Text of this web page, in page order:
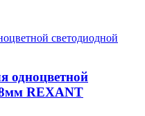
одноцветной
8мм REXANT